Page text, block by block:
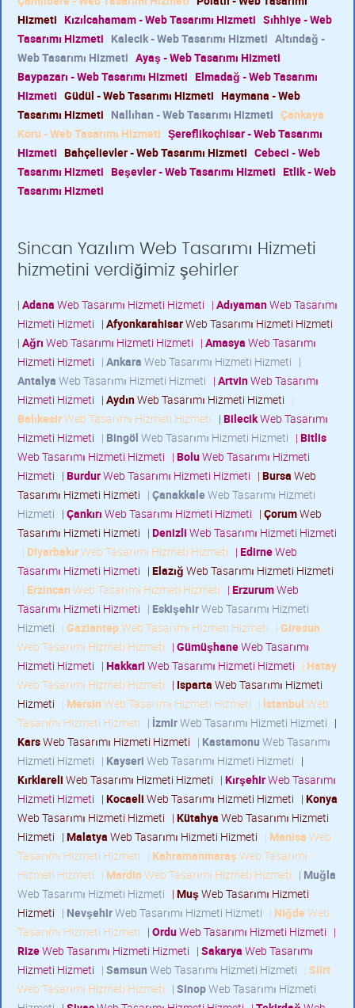
Hizmeti Kızılcahamam - Web Tasarımı Hizmeti Sıhhiye - Web
Tasarımı Hizmeti Kalecik - Web Tasarımı Hizmeti Altındağ -
Web Tasarımı Hizmeti Ayaş - Web Tasarımı Hizmeti
Baypazarı - Web Tasarımı Hizmeti Elmadağ - Web Tasarımı
Hizmeti Güdül - Web Tasarımı Hizmeti Haymana - Web
Tasarımı Hizmeti Nallıhan - Web Tasarımı Hizmeti Çankaya
Koru - Web Tasarımı Hizmeti Şereflikoçhisar - Web Tasarımı
Hizmeti Bahçelievler - Web Tasarımı Hizmeti Cebeci - Web
Tasarımı Hizmeti Beşevler - Web Tasarımı Hizmeti Etlik - Web
Tasarımı Hizmeti
Sincan Yazılım Web Tasarımı Hizmeti
hizmetini verdiğimiz şehirler
| Adana Web Tasarımı Hizmeti Hizmeti | AdıyamanWeb Tasarımı
Hizmeti Hizmeti | AfyonkarahisarWeb Tasarımı Hizmeti Hizmeti
| Ağrı Web Tasarımı Hizmeti Hizmeti | Amasya Web Tasarımı
Hizmeti Hizmeti | Ankara Web Tasarımı Hizmeti Hizmeti |
Antalya Web Tasarımı Hizmeti Hizmeti | ArtvinWeb Tasarımı
Hizmeti Hizmeti | AydınWeb Tasarımı Hizmeti Hizmeti |
BalıkesirWeb Tasarımı Hizmeti Hizmeti | BilecikWeb Tasarımı
Hizmeti Hizmeti | Bingöl Web Tasarımı Hizmeti Hizmeti | Bitlis
Web Tasarımı Hizmeti Hizmeti | BoluWeb Tasarımı Hizmeti
Hizmeti | BurdurWeb Tasarımı Hizmeti Hizmeti | Bursa Web
Tasarımı Hizmeti Hizmeti | Çanakkale Web Tasarımı Hizmeti
Hizmeti | Çankırı Web Tasarımı Hizmeti Hizmeti | ÇorumWeb
Tasarımı Hizmeti Hizmeti | Denizli Web Tasarımı Hizmeti Hizmeti
| DiyarbakırWeb Tasarımı Hizmeti Hizmeti | EdirneWeb
Tasarımı Hizmeti Hizmeti | Elazığ Web Tasarımı Hizmeti Hizmeti
| Erzincan Web Tasarımı Hizmeti Hizmeti | ErzurumWeb
Tasarımı Hizmeti Hizmeti | EskişehirWeb Tasarımı Hizmeti
Hizmeti | GaziantepWeb Tasarımı Hizmeti Hizmeti | Giresun
Web Tasarımı Hizmeti Hizmeti | GümüşhaneWeb Tasarımı
Hizmeti Hizmeti | Hakkari Web Tasarımı Hizmeti Hizmeti | Hatay
Web Tasarımı Hizmeti Hizmeti | Isparta Web Tasarımı Hizmeti
Hizmeti | Mersin Web Tasarımı Hizmeti Hizmeti | İstanbul Web
Tasarımı Hizmeti Hizmeti | İzmirWeb Tasarımı Hizmeti Hizmeti |
KarsWeb Tasarımı Hizmeti Hizmeti | Kastamonu Web Tasarımı
Hizmeti Hizmeti | Kayseri Web Tasarımı Hizmeti Hizmeti |
Kırklareli Web Tasarımı Hizmeti Hizmeti | KırşehirWeb Tasarımı
Hizmeti Hizmeti | Kocaeli Web Tasarımı Hizmeti Hizmeti | Konya
Web Tasarımı Hizmeti Hizmeti | Kütahya Web Tasarımı Hizmeti
Hizmeti | Malatya Web Tasarımı Hizmeti Hizmeti | Manisa Web
Tasarımı Hizmeti Hizmeti | Kahramanmaraş Web Tasarımı
Hizmeti Hizmeti | Mardin Web Tasarımı Hizmeti Hizmeti | Muğla
Web Tasarımı Hizmeti Hizmeti | MuşWeb Tasarımı Hizmeti
Hizmeti | NevşehirWeb Tasarımı Hizmeti Hizmeti | Niğde Web
Tasarımı Hizmeti Hizmeti | OrduWeb Tasarımı Hizmeti Hizmeti |
RizeWeb Tasarımı Hizmeti Hizmeti | Sakarya Web Tasarımı
Hizmeti Hizmeti | Samsun Web Tasarımı Hizmeti Hizmeti | Siirt
Web Tasarımı Hizmeti Hizmeti | SinopWeb Tasarımı Hizmeti